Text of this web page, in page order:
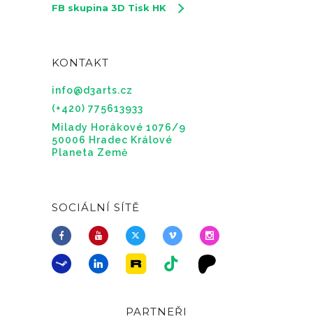
FB skupina 3D Tisk HK
KONTAKT
info@d3arts.cz
(+420) 775613933
Milady Horákové 1076/9
50006 Hradec Králové
Planeta Země
SOCIÁLNÍ SÍTĚ
PARTNEŘI